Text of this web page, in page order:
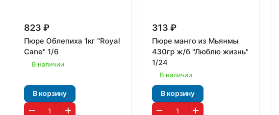
823 ₽
Пюре Облепиха 1кг "Royal
Cane" 1/6
В наличии
В корзину
313 ₽
Пюре манго из Мьянмы
430гр ж/б "Люблю жизнь"
1/24
В наличии
В корзину